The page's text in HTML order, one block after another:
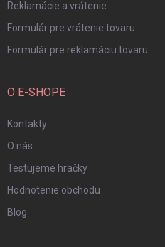
Reklamácie a vrátenie
Formulár pre vrátenie tovaru
Formulár pre reklamáciu tovaru
O E-SHOPE
Kontakty
O nás
Testujeme hračky
Hodnotenie obchodu
Blog